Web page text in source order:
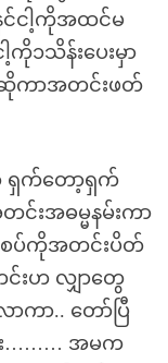
င်ငါ့ကိုအထင်မ
ကို၁သိန်းပေးမှာ
ဆိုကာအတင်းဖတ်
ရှက်တော့ရှက်
းအဓမ္မနမ်းကာ
စပ်ကိုအတင်းပိတ်
င်းဟ လျှာတွေ
ကာ.. တော်ပြီ
း……… အမက